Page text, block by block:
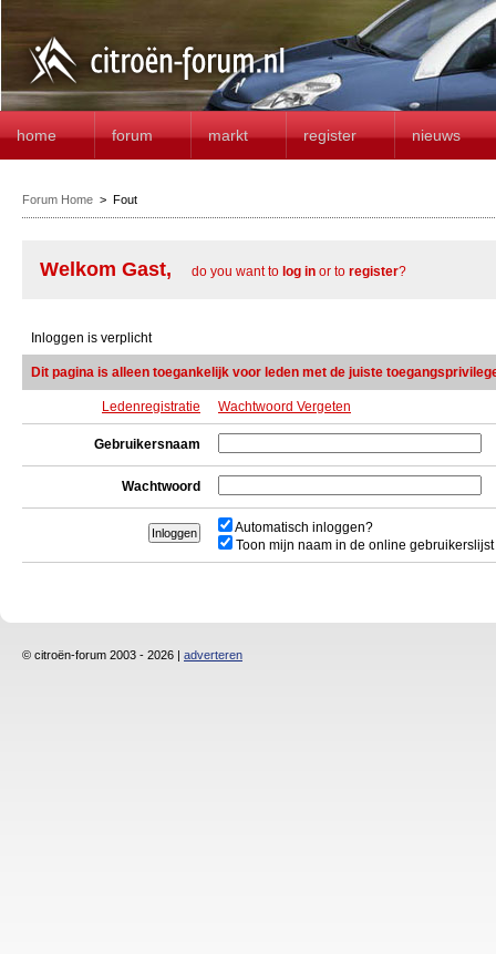
home forum markt register nieuws
Forum Home > Fout
Welkom Gast, do you want to log in or to register?
Inloggen is verplicht
Dit pagina is alleen toegankelijk voor leden met de juiste
Ledenregistratie Wachtwoord Vergeten
Gebruikersnaam
Wachtwoord
Automatisch inloggen?
Toon mijn naam in de online gebruikerslijst
© citroën-forum 2003 - 2026 | adverteren